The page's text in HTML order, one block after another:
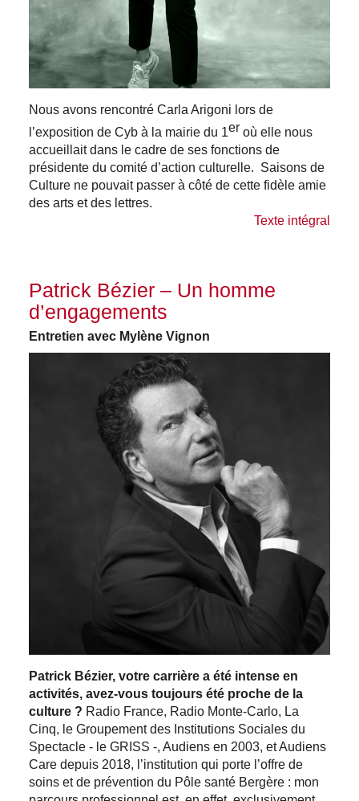
Nous avons rencontré Carla Arigoni lors de
l’exposition de Cyb à la mairie du 1er où elle nous
accueillait dans le cadre de ses fonctions de
présidente du comité d’action culturelle. Saisons de
Culture ne pouvait passer à côté de cette fidèle amie
des arts et des lettres.
Texte intégral
Patrick Bézier – Un homme
d’engagements
Entretien avec Mylène Vignon
Patrick Bézier, votre carrière a été intense en
activités, avez-vous toujours été proche de la
culture ? Radio France, Radio Monte-Carlo, La
Cinq, le Groupement des Institutions Sociales du
Spectacle - le GRISS -, Audiens en 2003, et Audiens
Care depuis 2018, l’institution qui porte l’offre de
soins et de prévention du Pôle santé Bergère : mon